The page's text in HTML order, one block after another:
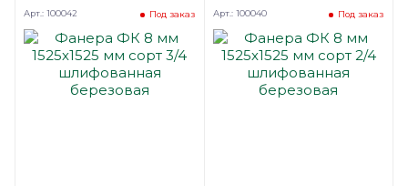
Под заказ
Арт.: 100042 Под заказ
Арт.: 100040